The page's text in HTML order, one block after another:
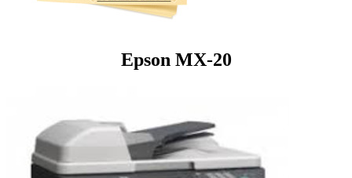
Epson MX-20